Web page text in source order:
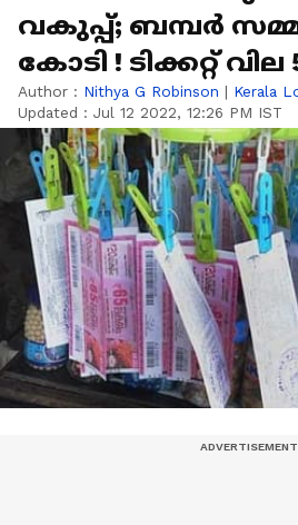
വകുപ്പ്; ബമ്പർ
കോടി ! ടിക്കറ്റ്
Author : Nithya G Robinson | Kerala
Updated : Jul 12 2022, 12:26 PM IST